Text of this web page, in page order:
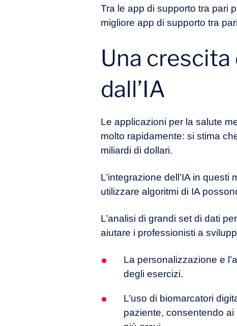
Tra le app di supporto tra pari
migliore app di supporto tra
Una
dall’IA
Le applicazioni per la salute
molto rapidamente: si stima
miliardi di dollari.
L’integrazione dell’IA in
utilizzare algoritmi di IA
L’analisi di grandi set di dati
aiutare i professionisti a
La personalizzazione e
degli esercizi.
L’uso di biomarcatori
paziente, consentendo